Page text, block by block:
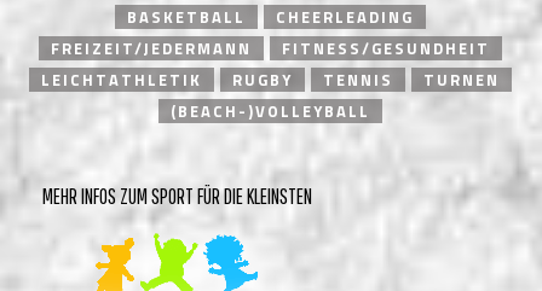
BASKETBALL
CHEERLEADING
FREIZEIT/JEDERMANN
FITNESS/GESUNDHEIT
LEICHTATHLETIK
RUGBY TENNIS
TURNEN
(BEACH-)VOLLEYBALL
MEHR INFOS ZUM SPORT FÜR DIE KLEINSTEN